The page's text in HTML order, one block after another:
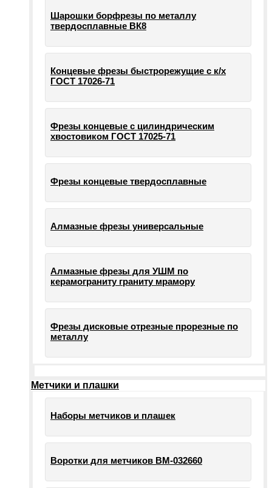
Шарошки борфрезы по металлу
твердосплавные ВК8
Концевые фрезы быстрорежущие с к/х
ГОСТ 17026-71
Фрезы концевые с цилиндрическим
хвостовиком ГОСТ 17025-71
Фрезы концевые твердосплавные
Алмазные фрезы универсальные
Алмазные фрезы для УШМ по
керамограниту граниту мрамору
Фрезы дисковые отрезные прорезные по
металлу
Метчики и плашки
Наборы метчиков и плашек
Воротки для метчиков ВМ-032660